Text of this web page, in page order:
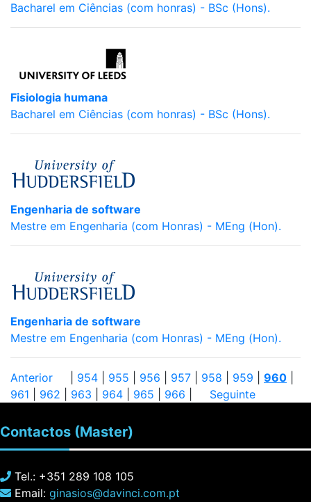
Bacharel em Ciências (com honras) - BSc (Hons).
Fisiologia humana
Bacharel em Ciências (com honras) - BSc (Hons).
Engenharia de software
Mestre em Engenharia (com Honras) - MEng (Hon).
Engenharia de software
Mestre em Engenharia (com Honras) - MEng (Hon).
Anterior 954 955 956 957 958 959 960
961
962 963 964 965 966 Seguinte
Contactos (Master)
Tel.: +351 289 108 105
Email: ginasios@davinci.com.pt